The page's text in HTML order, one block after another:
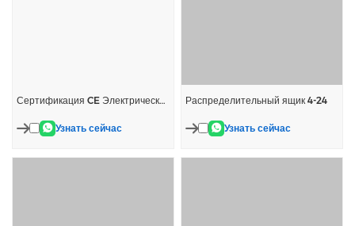
Сертификация CE Электрическая распределение
Узнать сейчас
Распределительный ящик 4-24
Узнать сейчас